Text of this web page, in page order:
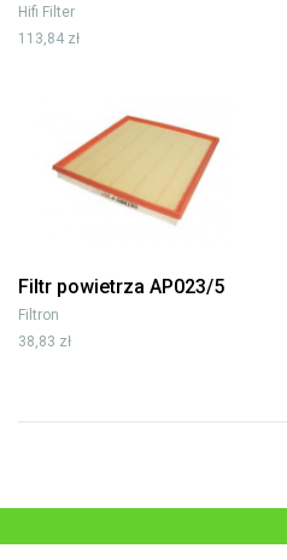
Hifi Filter
113,84 zł
Filtr powietrza AP023/5
Filtron
38,83 zł